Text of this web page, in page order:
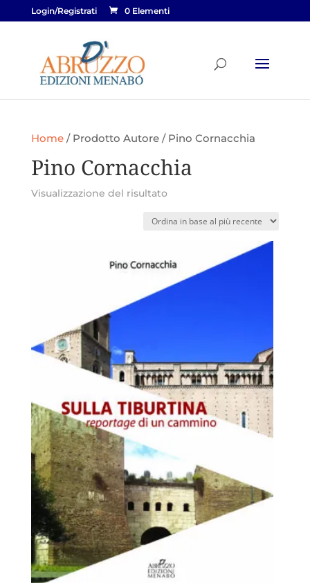
Login/Registrati 0 Elementi
Home/ Prodotto Autore / Pino Cornacchia
Pino Cornacchia
Visualizzazione del risultato